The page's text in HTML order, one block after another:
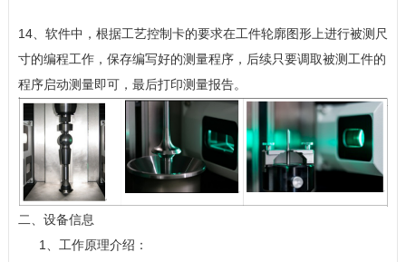
14、软件中，根据工艺控制卡的要求在工件轮廓图形上进行被测尺
寸的编程工作，保存编写好的测量程序，后续只要调取被测工件的
程序启动测量即可，最后打印测量报告。
二、设备信息
1、工作原理介绍：